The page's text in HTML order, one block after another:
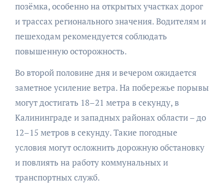
позёмка, особенно на открытых участках дорог
и трассах регионального значения. Водителям и
пешеходам рекомендуется соблюдать
повышенную осторожность.
Во второй половине дня и вечером ожидается
заметное усиление ветра. На побережье порывы
могут достигать 18–21 метра в секунду, в
Калининграде и западных районах области – до
12–15 метров в секунду. Такие погодные
условия могут осложнить дорожную обстановку
и повлиять на работу коммунальных и
транспортных служб.